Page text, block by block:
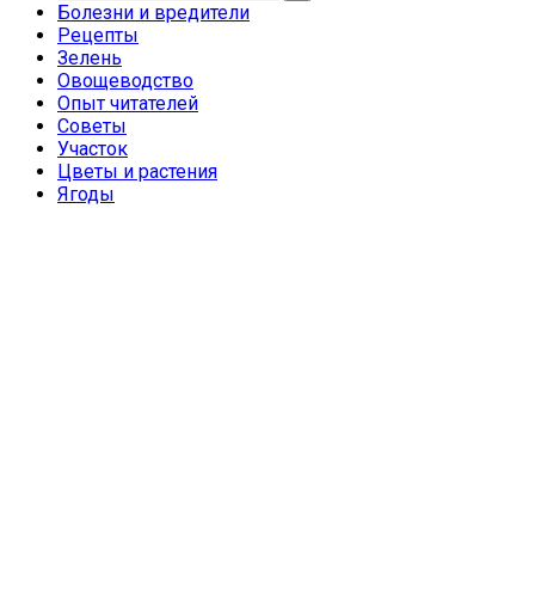
Болезни и вредители
Рецепты
Зелень
Овощеводство
Опыт читателей
Советы
Участок
Цветы и растения
Ягоды